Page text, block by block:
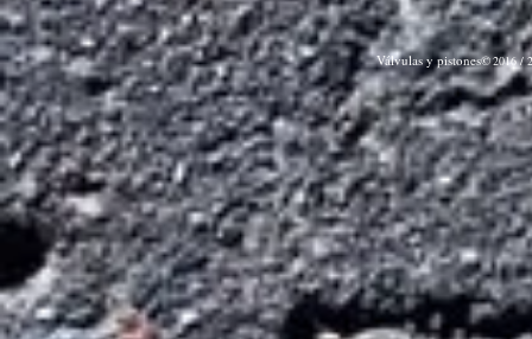
Válvulas y pistones©2016 /